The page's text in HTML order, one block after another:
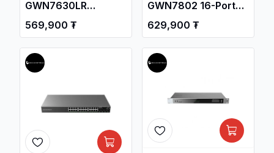
GWN7630LR
Outdoor Long-Range
802.11ac Wave 2 4x4
MU-MIMO Access
Point / Утасгүй
, Сүлжээний
Төхөөрөмж /
569,900 ₮
GWN7802 16-Port
Gigabit L2+
Managed Network
Switch / Свич
салаалагч ,
Төхөөрөмж /
629,900 ₮